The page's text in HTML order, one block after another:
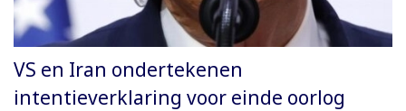
VS en Iran ondertekenen
intentieverklaring voor einde oorlog